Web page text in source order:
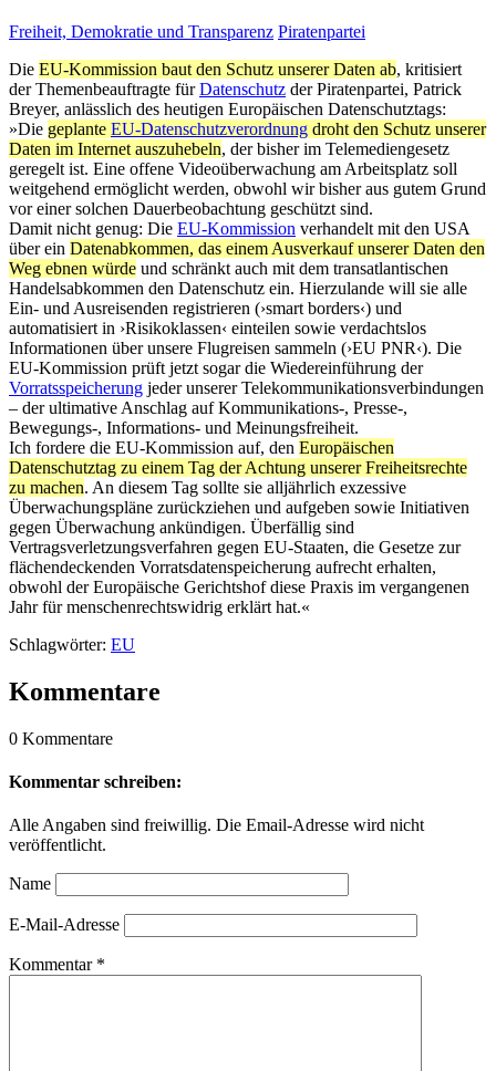
Freiheit, Demokratie und Transparenz Piratenpartei
Die EU-Kommission baut den Schutz unserer Daten ab, kritisiert
der Themenbeauftragte fürDatenschutz der Piratenpartei, Patrick
Breyer, anlässlich des heutigen Europäischen Datenschutztags:
»Die geplante EU-Datenschutzverordnung droht den Schutz unserer
Daten im Internet auszuhebeln, der bisher im Telemediengesetz
geregelt ist. Eine offene Videoüberwachung am Arbeitsplatz soll
weitgehend ermöglicht werden, obwohl wir bisher aus gutem Grund
vor einer solchen Dauerbeobachtung geschützt sind.
Damit nicht genug: Die EU-Kommission verhandelt mit den USA
über ein Datenabkommen, das einem Ausverkauf unserer Daten den
Weg ebnen würde und schränkt auch mit dem transatlantischen
Handelsabkommen den Datenschutz ein. Hierzulande will sie alle
Ein- und Ausreisenden registrieren (›smart borders‹) und
automatisiert in ›Risikoklassen‹ einteilen sowie verdachtslos
Informationen über unsere Flugreisen sammeln (›EU PNR‹). Die
EU-Kommission prüft jetzt sogar die Wiedereinführung der
Vorratsspeicherung jeder unserer Telekommunikationsverbindungen
– der ultimative Anschlag auf Kommunikations-, Presse-,
Bewegungs-, Informations- und Meinungsfreiheit.
Ich fordere die EU-Kommission auf, den Europäischen
Datenschutztag zu einem Tag der Achtung unserer Freiheitsrechte
zu machen. An diesem Tag sollte sie alljährlich exzessive
Überwachungspläne zurückziehen und aufgeben sowie Initiativen
gegen Überwachung ankündigen. Überfällig sind
Vertragsverletzungsverfahren gegen EU-Staaten, die Gesetze zur
flächendeckenden Vorratsdatenspeicherung aufrecht erhalten,
obwohl der Europäische Gerichtshof diese Praxis im vergangenen
Jahr für menschenrechtswidrig erklärt hat.«
Schlagwörter: EU
Kommentare
0 Kommentare
Kommentar schreiben:
Alle Angaben sind freiwillig. Die Email-Adresse wird nicht
veröffentlicht.
Name
E-Mail-Adresse
Kommentar *